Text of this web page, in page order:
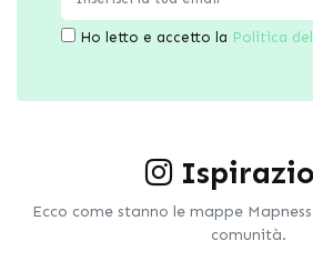
Ho letto e accetto la Politica
Ecco come stanno le mappe
comunità.